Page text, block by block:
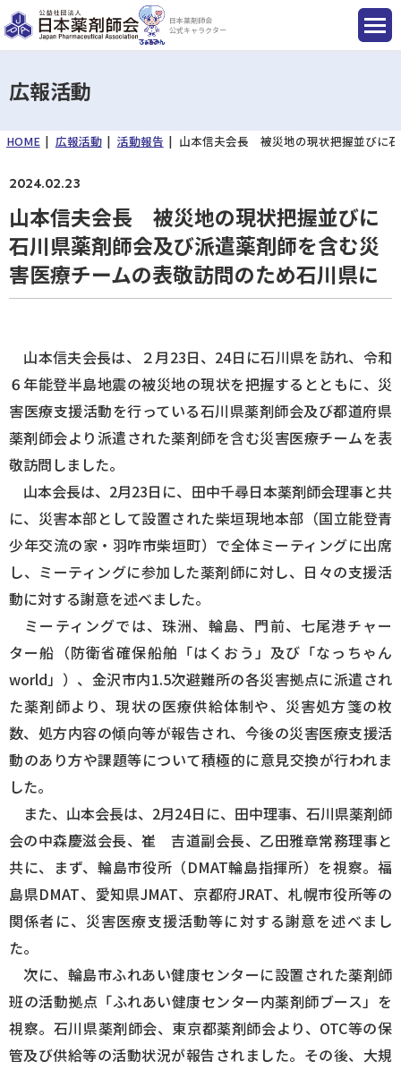
日本薬剤師会
公式キャラクター
国民のみなさまへ
会員のみなさまへ
入会のご案内
ログイン
広報活動
HOME 広報活動 活動報告 山本信夫会長 被災地の現状把握並びに
2024.02.23
山本信夫会長 被災地の現状把握並びに
石川県薬剤師会及び派遣薬剤師を含む災
害医療チームの表敬訪問のため石川県に
山本信夫会長は、２月23日、24日に石川県を訪れ、令和
６年能登半島地震の被災地の現状を把握するとともに、災
害医療支援活動を行っている石川県薬剤師会及び都道府県
薬剤師会より派遣された薬剤師を含む災害医療チームを表
敬訪問しました。
山本会長は、2月23日に、田中千尋日本薬剤師会理事と共
に、災害本部として設置された柴垣現地本部（国立能登青
少年交流の家・羽咋市柴垣町）で全体ミーティングに出席
し、ミーティングに参加した薬剤師に対し、日々の支援活
動に対する謝意を述べました。
ミーティングでは、珠洲、輪島、門前、七尾港チャー
ター船（防衛省確保船舶「はくおう」及び「なっちゃん
world」）、金沢市内1.5次避難所の各災害拠点に派遣され
た薬剤師より、現状の医療供給体制や、災害処方箋の枚
数、処方内容の傾向等が報告され、今後の災害医療支援活
動のあり方や課題等について積極的に意見交換が行われま
した。
また、山本会長は、2月24日に、田中理事、石川県薬剤師
会の中森慶滋会長、崔 吉道副会長、乙田雅章常務理事と
共に、まず、輪島市役所（DMAT輪島指揮所）を視察。福
島県DMAT、愛知県JMAT、京都府JRAT、札幌市役所等の
関係者に、災害医療支援活動等に対する謝意を述べまし
た。
次に、輪島市ふれあい健康センターに設置された薬剤師
班の活動拠点「ふれあい健康センター内薬剤師ブース」を
視察。石川県薬剤師会、東京都薬剤師会より、OTC等の保
管及び供給等の活動状況が報告されました。その後、大規